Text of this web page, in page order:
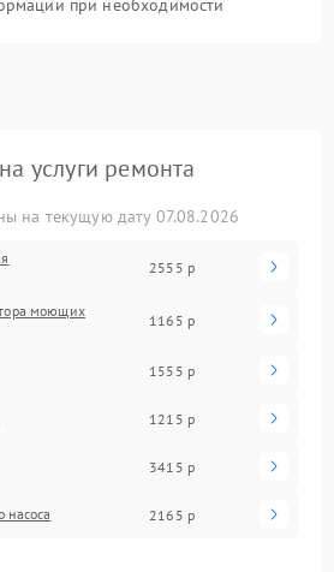
при необходимости
услуги ремонта
на текущую дату 07.08.2026
2555 р
моющих
1165 р
1555 р
1215 р
3415 р
насоса 2165 р